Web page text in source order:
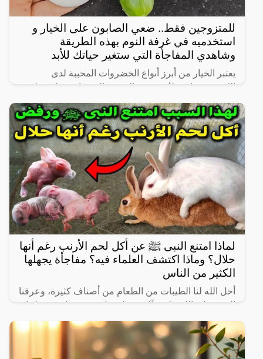
للمتزوجين فقط.. ضعي الصابون على الخيار و
استخدميه في غرفة النوم بهذه الطريقة
وشاهدي المفاجأة التي ستغير حياتك للأبد
يعتبر الخيار من أبرز أنواع الخضروات المحببة لدى
الكثيرين، خاصة لأنه شبه خالي من السعرات وطعمه لذيذ
ومنعش، وله فوائد كثيرة لأنه غني بالفيتامينات والمعادن،
كما
لماذا امتنع النبى ﷺ عن أكل لحم الأرنب رغم أنها
حلال؟ وماذا اكتشف العلماء فيه؟ مفاجأة يجهلها
الكثير من الناس
أحل الله لنا الطيبات من الطعام من أصناف كثيرة، وعرفنا
النبي صلى الله عليه وآله وسـلم على بعض ما حرم علينا،
ولكن يثير البعض من حين لآخر بعض المعلومات الغير